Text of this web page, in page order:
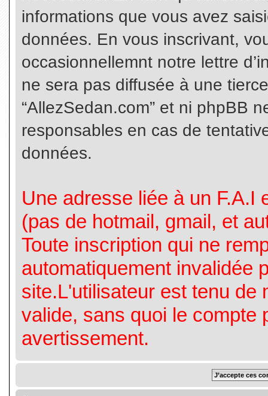
informations que vous avez
données. En vous inscrivant,
occasionnellemnt notre lettre
ne sera pas diffusée à une
“AllezSedan.com” et ni phpBB
responsables en cas de
données.
Une adresse liée à un F.A.I
(pas de hotmail, gmail, et
Toute inscription qui ne
automatiquement invalidée
site.L'utilisateur est tenu de
valide, sans quoi le compte
avertissement.